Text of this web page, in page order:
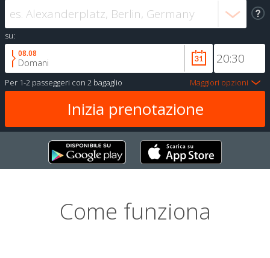
su:
08.08
Domani
Per 1-2 passeggeri con 2 bagaglio Maggiori opzioni
Come funziona